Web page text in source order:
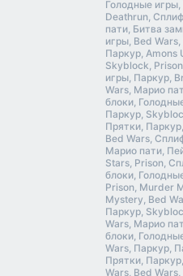
Голодные
Deathrun,
пати, Битва
игры, Bed
Паркур, Amons
Skyblock,
игры, Паркур,
Wars, Марио
блоки,
Паркур,
Прятки,
Bed Wars,
Марио пати,
Stars, Prison,
блоки,
Prison, Murder
Mystery, Bed
Паркур,
Wars, Марио
блоки,
Wars, Паркур,
Прятки,
Wars, Bed